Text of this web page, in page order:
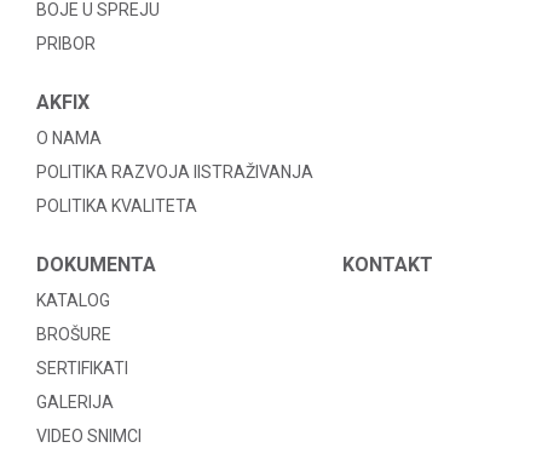
BOJE U SPREJU
PRIBOR
AKFIX
O NAMA
POLITIKA RAZVOJA IISTRAŽIVANJA
POLITIKA KVALITETA
DOKUMENTA
KATALOG
BROŠURE
SERTIFIKATI
GALERIJA
VIDEO SNIMCI
KONTAKT